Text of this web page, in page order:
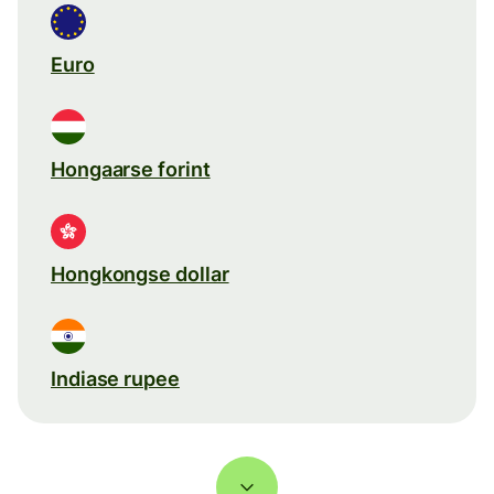
Euro
Hongaarse forint
Hongkongse dollar
Indiase rupee